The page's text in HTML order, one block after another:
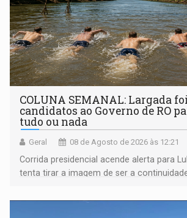
COLUNA SEMANAL: Largada
candidatos ao Governo de RO
tudo ou nada
Geral 08 de Agosto de 2026 às 12:21
Corrida presidencial acende alerta para
tenta tirar a imagem de ser a
não ter entrado no modo eleição; ABAV